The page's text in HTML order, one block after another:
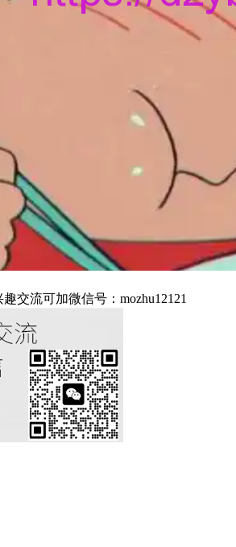
交流可加微信号：mozhu12121